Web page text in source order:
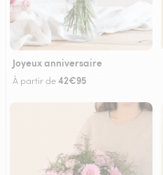
Joyeux anniversaire
À partir de42€95